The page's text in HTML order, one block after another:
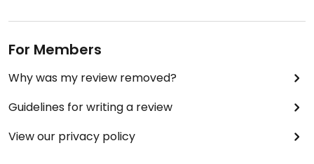
For Members
Why was my review removed?
Guidelines for writing a review
View our privacy policy